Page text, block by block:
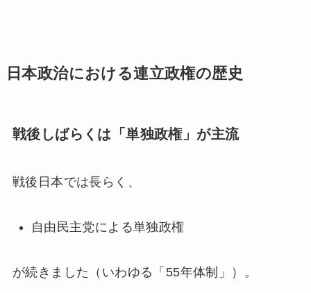
日本政治における連立政権の歴史
戦後しばらくは「単独政権」が主流
戦後日本では長らく、
自由民主党による単独政権
が続きました（いわゆる「55年体制」）。